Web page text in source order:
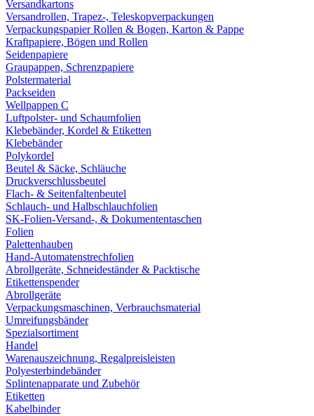
Versandkartons
Versandrollen, Trapez-, Teleskopverpackungen
Verpackungspapier Rollen & Bogen, Karton & Pappe
Kraftpapiere, Bögen und Rollen
Seidenpapiere
Graupappen, Schrenzpapiere
Polstermaterial
Packseiden
Wellpappen C
Luftpolster- und Schaumfolien
Klebebänder, Kordel & Etiketten
Klebebänder
Polykordel
Beutel & Säcke, Schläuche
Druckverschlussbeutel
Flach- & Seitenfaltenbeutel
Schlauch- und Halbschlauchfolien
SK-Folien-Versand-, & Dokumententaschen
Folien
Palettenhauben
Hand-Automatenstrechfolien
Abrollgeräte, Schneideständer & Packtische
Etikettenspender
Abrollgeräte
Verpackungsmaschinen, Verbrauchsmaterial
Umreifungsbänder
Spezialsortiment
Handel
Warenauszeichnung, Regalpreisleisten
Polyesterbindebänder
Splintenapparate und Zubehör
Etiketten
Kabelbinder